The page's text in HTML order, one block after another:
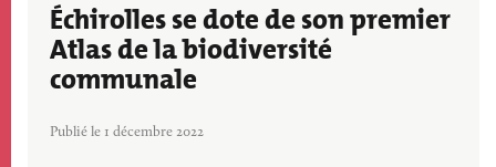
Échirolles se dote de son premier
Atlas de la biodiversité
communale
Publié le 1 décembre 2022